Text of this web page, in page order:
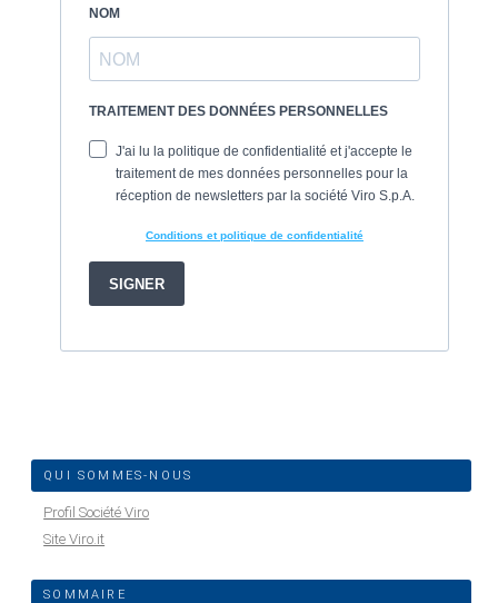
QUI SOMMES-NOUS
Profil Société Viro
Site Viro.it
SOMMAIRE